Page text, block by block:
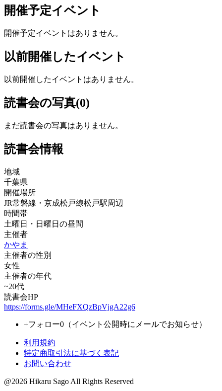
開催予定イベント
開催予定イベントはありません。
以前開催したイベント
以前開催したイベントはありません。
読書会の写真(0)
まだ読書会の写真はありません。
読書会情報
地域
千葉県
開催場所
JR常磐線・京成松戸線松戸駅周辺
時間帯
土曜日・日曜日の昼間
主催者
かやま
主催者の性別
女性
主催者の年代
~20代
読書会HP
https://forms.gle/MHeFXQzBpVjgA22g6
+フォロー0 （イベント公開時にメールでお知らせ）
利用規約
特定商取引法に基づく表記
お問い合わせ
@2026 Hikaru Sago All Rights Reserved